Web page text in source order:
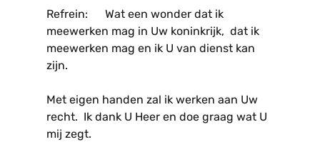
Refrein: Wat een wonder dat ik
meewerken mag in Uw koninkrijk, dat ik
meewerken mag en ik U van dienst kan
zijn.
Met eigen handen zal ik werken aan Uw
recht. Ik dank U Heer en doe graag wat U
mij zegt.